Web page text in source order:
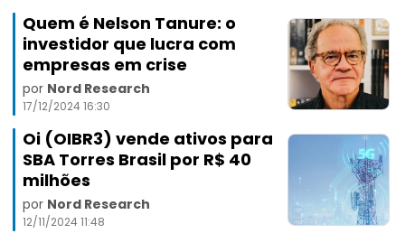
Quem é Nelson Tanure: o
investidor que lucra com
empresas em crise
por Nord Research
17/12/2024 16:30
Oi (OIBR3) vende ativos para
SBA Torres Brasil por R$ 40
milhões
por Nord Research
12/11/2024 11:48